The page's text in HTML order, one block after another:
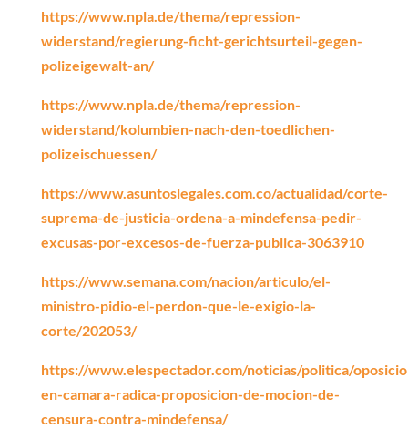
https://www.npla.de/thema/repression-
widerstand/regierung-ficht-gerichtsurteil-gegen-
polizeigewalt-an/
https://www.npla.de/thema/repression-
widerstand/kolumbien-nach-den-toedlichen-
polizeischuessen/
https://www.asuntoslegales.com.co/actualidad/corte-
suprema-de-justicia-ordena-a-mindefensa-pedir-
excusas-por-excesos-de-fuerza-publica-3063910
https://www.semana.com/nacion/articulo/el-
ministro-pidio-el-perdon-que-le-exigio-la-
corte/202053/
https://www.elespectador.com/noticias/politica/
en-camara-radica-proposicion-de-mocion-de-
censura-contra-mindefensa/